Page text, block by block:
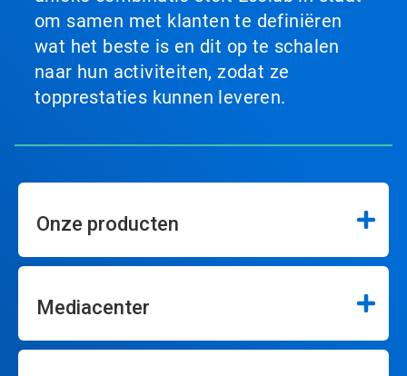
om samen met klanten te definiëren
wat het beste is en dit op te schalen
naar hun activiteiten, zodat ze
topprestaties kunnen leveren.
Onze producten
Mediacenter